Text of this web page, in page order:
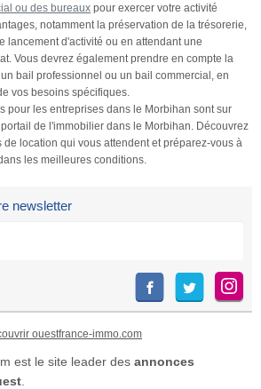
ou des bureaux pour exercer votre activité
notamment la préservation de la trésorerie,
lancement d'activité ou en attendant une
Vous devrez également prendre en compte la
bail professionnel ou un bail commercial, en
vos besoins spécifiques.
pour les entreprises dans le Morbihan sont sur
de l'immobilier dans le Morbihan. Découvrez
location qui vous attendent et préparez-vous à
les meilleures conditions.
newsletter
ouestfrance-immo.com
est le site leader des annonces